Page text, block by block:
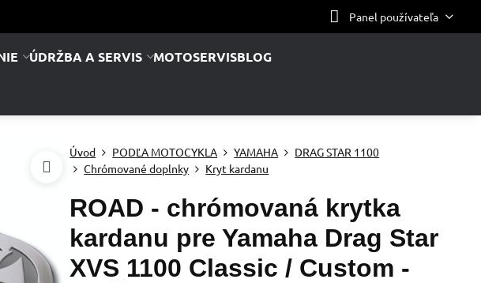
Panel používateľa
ÚDRŽBA A SERVIS MOTOSERVISBLOG
Úvod PODĽA MOTOCYKLA YAMAHA
DRAG STAR 1100
Chrómované doplnky
Kryt kardanu
ROAD - chrómovaná krytka
kardanu pre Yamaha Drag Star
XVS 1100 Classic / Custom -